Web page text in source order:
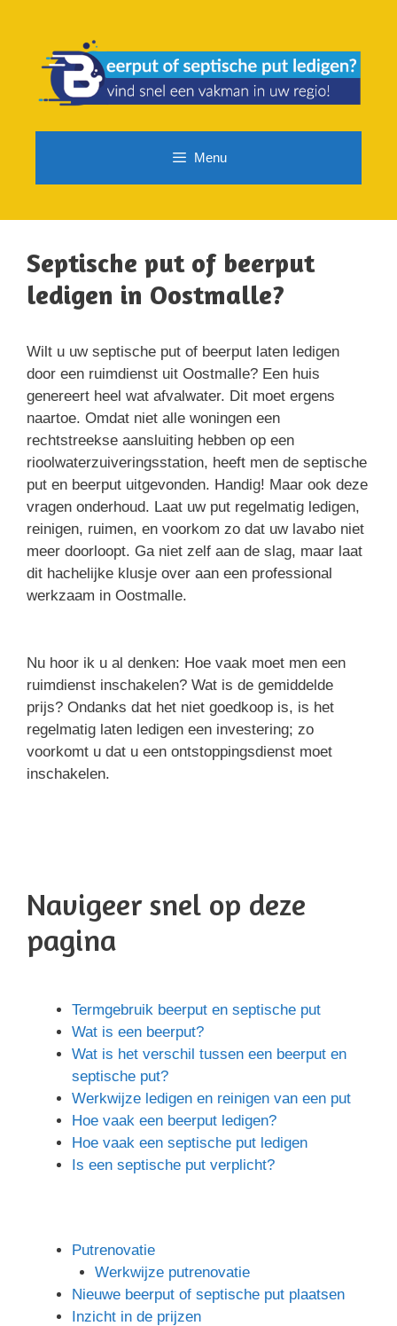
Menu
Septische put of beerput
ledigen in Oostmalle?
Wilt u uw septische put of beerput laten ledigen
door een ruimdienst uit Oostmalle? Een huis
genereert heel wat afvalwater. Dit moet ergens
naartoe. Omdat niet alle woningen een
rechtstreekse aansluiting hebben op een
rioolwaterzuiveringsstation, heeft men de septische
put en beerput uitgevonden. Handig! Maar ook deze
vragen onderhoud. Laat uw put regelmatig ledigen,
reinigen, ruimen, en voorkom zo dat uw lavabo niet
meer doorloopt. Ga niet zelf aan de slag, maar laat
dit hachelijke klusje over aan een professional
werkzaam in Oostmalle.
Nu hoor ik u al denken: Hoe vaak moet men een
ruimdienst inschakelen? Wat is de gemiddelde
prijs? Ondanks dat het niet goedkoop is, is het
regelmatig laten ledigen een investering; zo
voorkomt u dat u een ontstoppingsdienst moet
inschakelen.
Navigeer snel op deze
pagina
Termgebruik beerput en septische put
Wat is een beerput?
Wat is het verschil tussen een beerput en
septische put?
Werkwijze ledigen en reinigen van een put
Hoe vaak een beerput ledigen?
Hoe vaak een septische put ledigen
Is een septische put verplicht?
Putrenovatie
Werkwijze putrenovatie
Nieuwe beerput of septische put plaatsen
Inzicht in de prijzen